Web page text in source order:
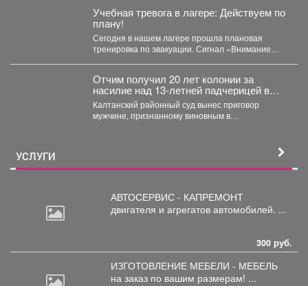
Учебная тревога в лагере: Действуем по
плану!
Сегодня в нашем лагере прошла плановая
тренировка по эвакуации. Сигнал «Внимание
Отчим получил 20 лет колонии за
насилие над 13‑летней падчерицей в
Кузбассе
Калтанский районный суд вынес приговор
мужчине, признанному виновным в
УСЛУГИ
АВТОСЕРВИС - КАПРЕМОНТ
двигателя и агрегатов автомобилей. ...
300 руб.
ИЗГОТОВЛЕНИЕ МЕБЕЛИ - МЕБЕЛЬ
на заказ по вашим размерам! ...